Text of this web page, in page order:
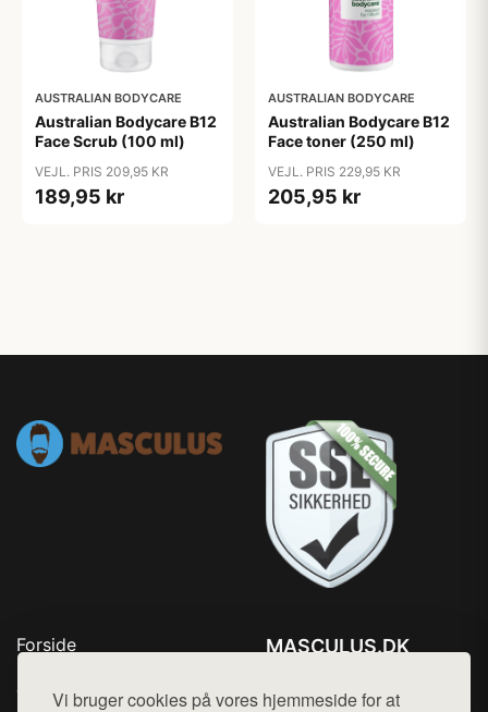
Vi bruger cookies på vores hjemmeside for at
AUSTRALIAN BODYCARE
Australian Bodycare B12
Face Scrub (100 ml)
VEJL. PRIS 209,95 KR
189,95 kr
AUSTRALIAN BODYCARE
Australian Bodycare B12
Face toner (250 ml)
VEJL. PRIS 229,95 KR
205,95 kr
Forside
Top Rabatter
MASCULUS.DK